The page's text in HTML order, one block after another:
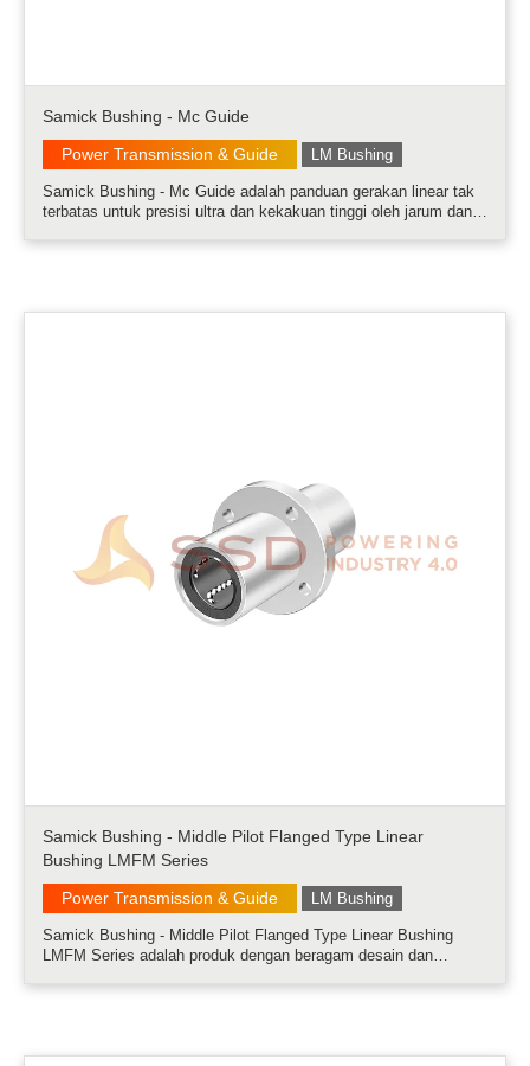
Samick Bushing - Mc Guide
Power Transmission & Guide
LM Bushing
Samick Bushing - Mc Guide adalah panduan gerakan linear tak
terbatas untuk presisi ultra dan kekakuan tinggi oleh jarum dan
Samick Bushing - Middle Pilot Flanged Type Linear
Bushing LMFM Series
Power Transmission & Guide
LM Bushing
Samick Bushing - Middle Pilot Flanged Type Linear Bushing
LMFM Series adalah produk dengan beragam desain dan